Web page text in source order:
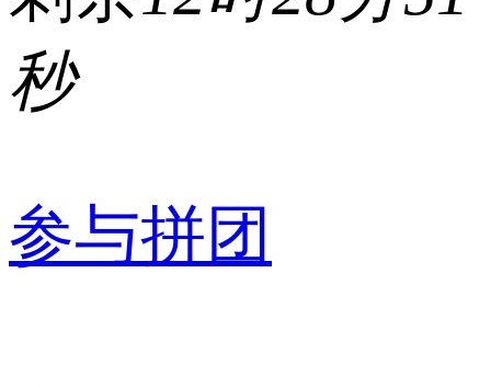
秒
参与拼团